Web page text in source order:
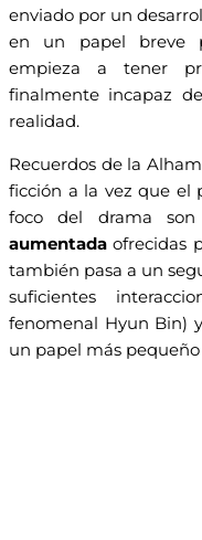
enviado por un
en un papel breve
empieza a tener
finalmente incapaz
realidad.
Recuerdos de la
ficción a la vez que el
foco del drama
aumentada ofrecidas
también pasa a un
suficientes
fenomenal Hyun Bin)
un papel más